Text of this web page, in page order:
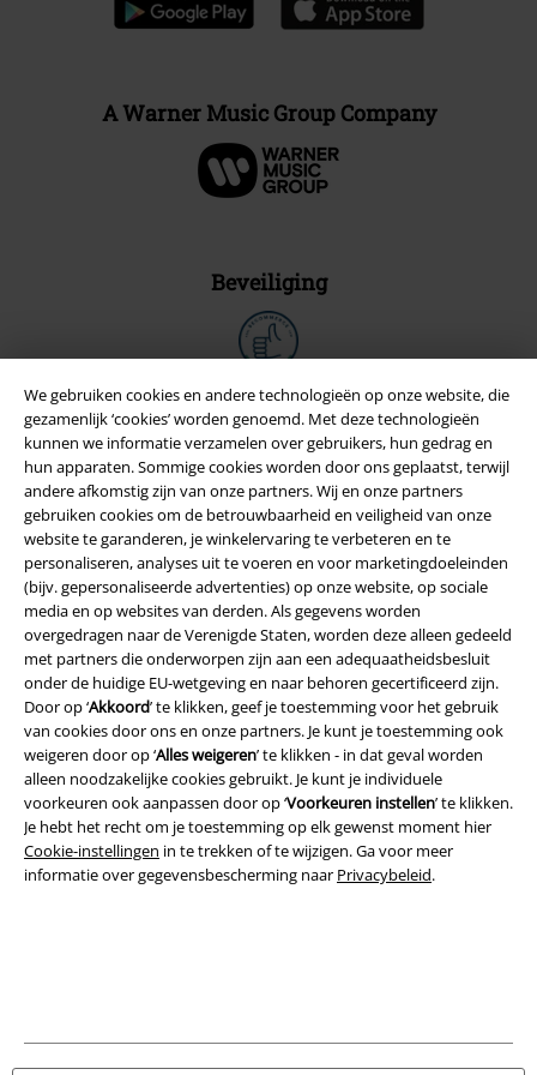
We gebruiken cookies en andere technologieën op onze website, die
gezamenlijk ‘cookies’ worden genoemd. Met deze technologieën
kunnen we informatie verzamelen over gebruikers, hun gedrag en
hun apparaten. Sommige cookies worden door ons geplaatst, terwijl
andere afkomstig zijn van onze partners. Wij en onze partners
gebruiken cookies om de betrouwbaarheid en veiligheid van onze
website te garanderen, je winkelervaring te verbeteren en te
personaliseren, analyses uit te voeren en voor marketingdoeleinden
(bijv. gepersonaliseerde advertenties) op onze website, op sociale
media en op websites van derden. Als gegevens worden
overgedragen naar de Verenigde Staten, worden deze alleen gedeeld
met partners die onderworpen zijn aan een adequaatheidsbesluit
onder de huidige EU-wetgeving en naar behoren gecertificeerd zijn.
Door op ‘Akkoord’ te klikken, geef je toestemming voor het gebruik
van cookies door ons en onze partners. Je kunt je toestemming ook
weigeren door op ‘Alles weigeren’ te klikken - in dat geval worden
alleen noodzakelijke cookies gebruikt. Je kunt je individuele
voorkeuren ook aanpassen door op ‘Voorkeuren instellen’ te klikken.
Je hebt het recht om je toestemming op elk gewenst moment hier
Cookie-instellingen in te trekken of te wijzigen. Ga voor meer
informatie over gegevensbescherming naar Privacybeleid.
A Warner Music Group Company
Beveiliging
Legal
Algemene Voorwaarden
Bedrijfsgegevens
Privacyverklaring
Verklaring van conformiteit
Informatie over toegankelijkheid